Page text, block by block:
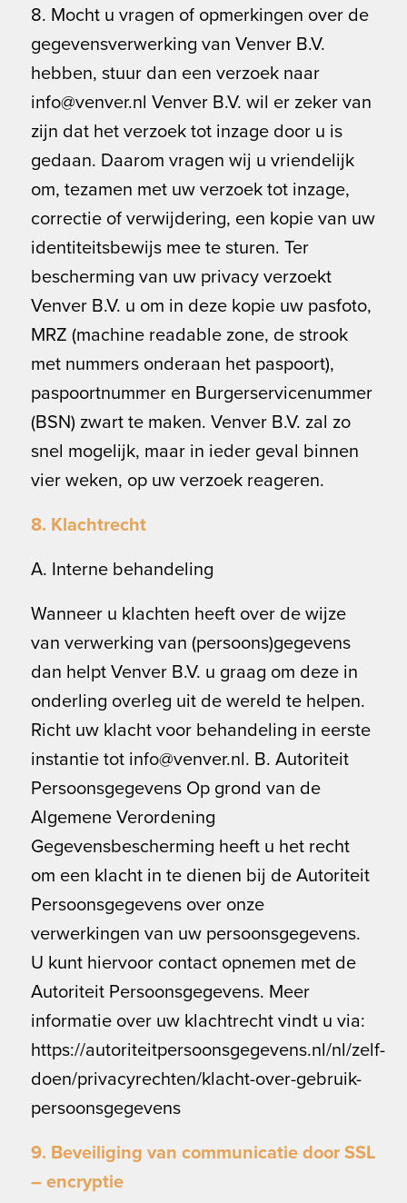
8. Mocht u vragen of opmerkingen over de
gegevensverwerking van Venver B.V.
hebben, stuur dan een verzoek naar
info@venver.nl Venver B.V. wil er zeker van
zijn dat het verzoek tot inzage door u is
gedaan. Daarom vragen wij u vriendelijk
om, tezamen met uw verzoek tot inzage,
correctie of verwijdering, een kopie van uw
identiteitsbewijs mee te sturen. Ter
bescherming van uw privacy verzoekt
Venver B.V. u om in deze kopie uw pasfoto,
MRZ (machine readable zone, de strook
met nummers onderaan het paspoort),
paspoortnummer en Burgerservicenummer
(BSN) zwart te maken. Venver B.V. zal zo
snel mogelijk, maar in ieder geval binnen
vier weken, op uw verzoek reageren.
8. Klachtrecht
A. Interne behandeling
Wanneer u klachten heeft over de wijze
van verwerking van (persoons)gegevens
dan helpt Venver B.V. u graag om deze in
onderling overleg uit de wereld te helpen.
Richt uw klacht voor behandeling in eerste
instantie tot info@venver.nl. B. Autoriteit
Persoonsgegevens Op grond van de
Algemene Verordening
Gegevensbescherming heeft u het recht
om een klacht in te dienen bij de Autoriteit
Persoonsgegevens over onze
verwerkingen van uw persoonsgegevens.
U kunt hiervoor contact opnemen met de
Autoriteit Persoonsgegevens. Meer
informatie over uw klachtrecht vindt u via:
https://autoriteitpersoonsgegevens.nl/nl/zelf-
doen/privacyrechten/klacht-over-gebruik-
persoonsgegevens
9. Beveiliging van communicatie door SSL
– encryptie